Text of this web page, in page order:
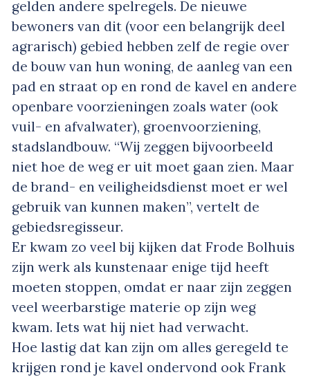
gelden andere spelregels. De nieuwe
bewoners van dit (voor een belangrijk deel
agrarisch) gebied hebben zelf de regie over
de bouw van hun woning, de aanleg van een
pad en straat op en rond de kavel en andere
openbare voorzieningen zoals water (ook
vuil- en afvalwater), groenvoorziening,
stadslandbouw. “Wij zeggen bijvoorbeeld
niet hoe de weg er uit moet gaan zien. Maar
de brand- en veiligheidsdienst moet er wel
gebruik van kunnen maken”, vertelt de
gebiedsregisseur.
Er kwam zo veel bij kijken dat Frode Bolhuis
zijn werk als kunstenaar enige tijd heeft
moeten stoppen, omdat er naar zijn zeggen
veel weerbarstige materie op zijn weg
kwam. Iets wat hij niet had verwacht.
Hoe lastig dat kan zijn om alles geregeld te
krijgen rond je kavel ondervond ook Frank